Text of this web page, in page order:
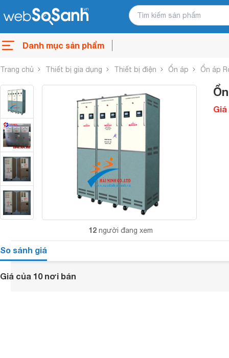
Danh mục sản phẩm
Trang chủ Thiết bị gia dụng Thiết bị điện Ổn áp Ổn áp
12 người đang xem
Giá
So sánh giá
Giá của 10 nơi bán